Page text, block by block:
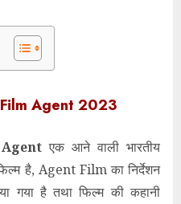
Agent 2023
एक आने वाली भारतीय
है, Agent Film का निर्देशन
गया है तथा फिल्म की कहानी